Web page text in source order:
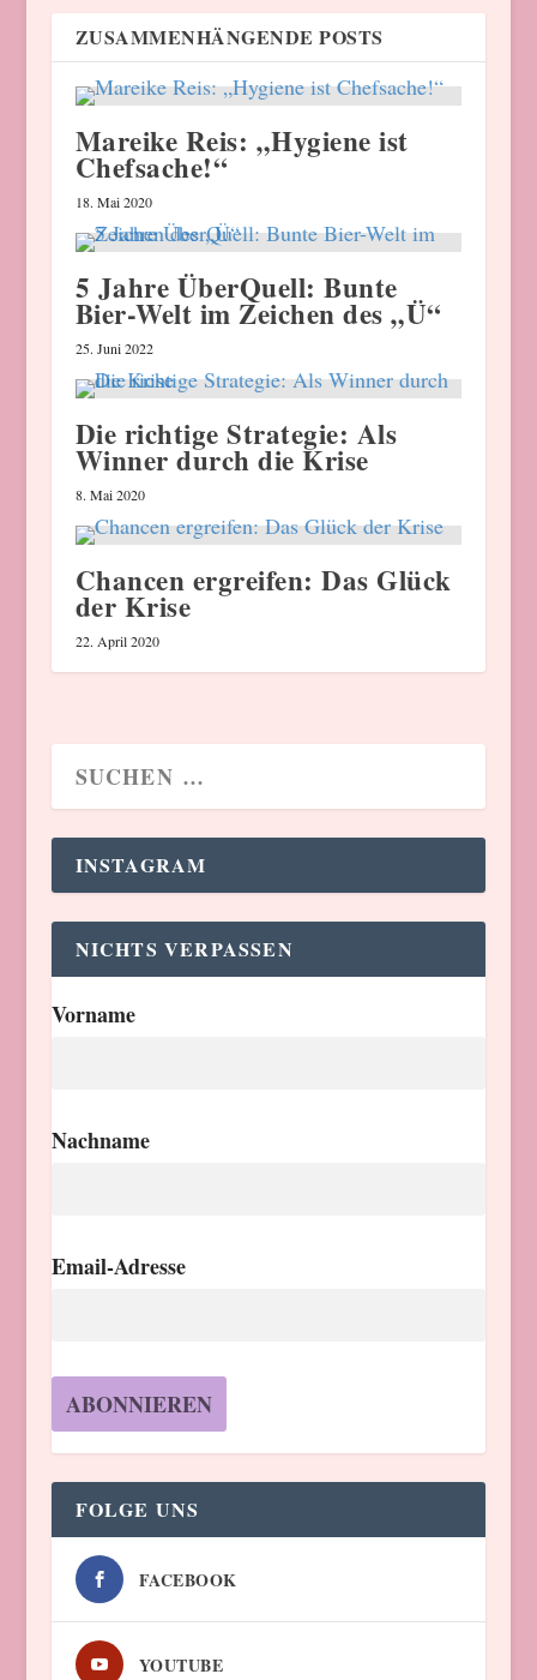
ZUSAMMENHÄNGENDE POSTS
Mareike Reis: „Hygiene ist
Chefsache!“
18. Mai 2020
5 Jahre ÜberQuell: Bunte
Bier-Welt im Zeichen des „Ü“
25. Juni 2022
Die richtige Strategie: Als
Winner durch die Krise
8. Mai 2020
Chancen ergreifen: Das Glück
der Krise
22. April 2020
INSTAGRAM
NICHTS VERPASSEN
Vorname
Nachname
Email-Adresse
FOLGE UNS
FACEBOOK
YOUTUBE